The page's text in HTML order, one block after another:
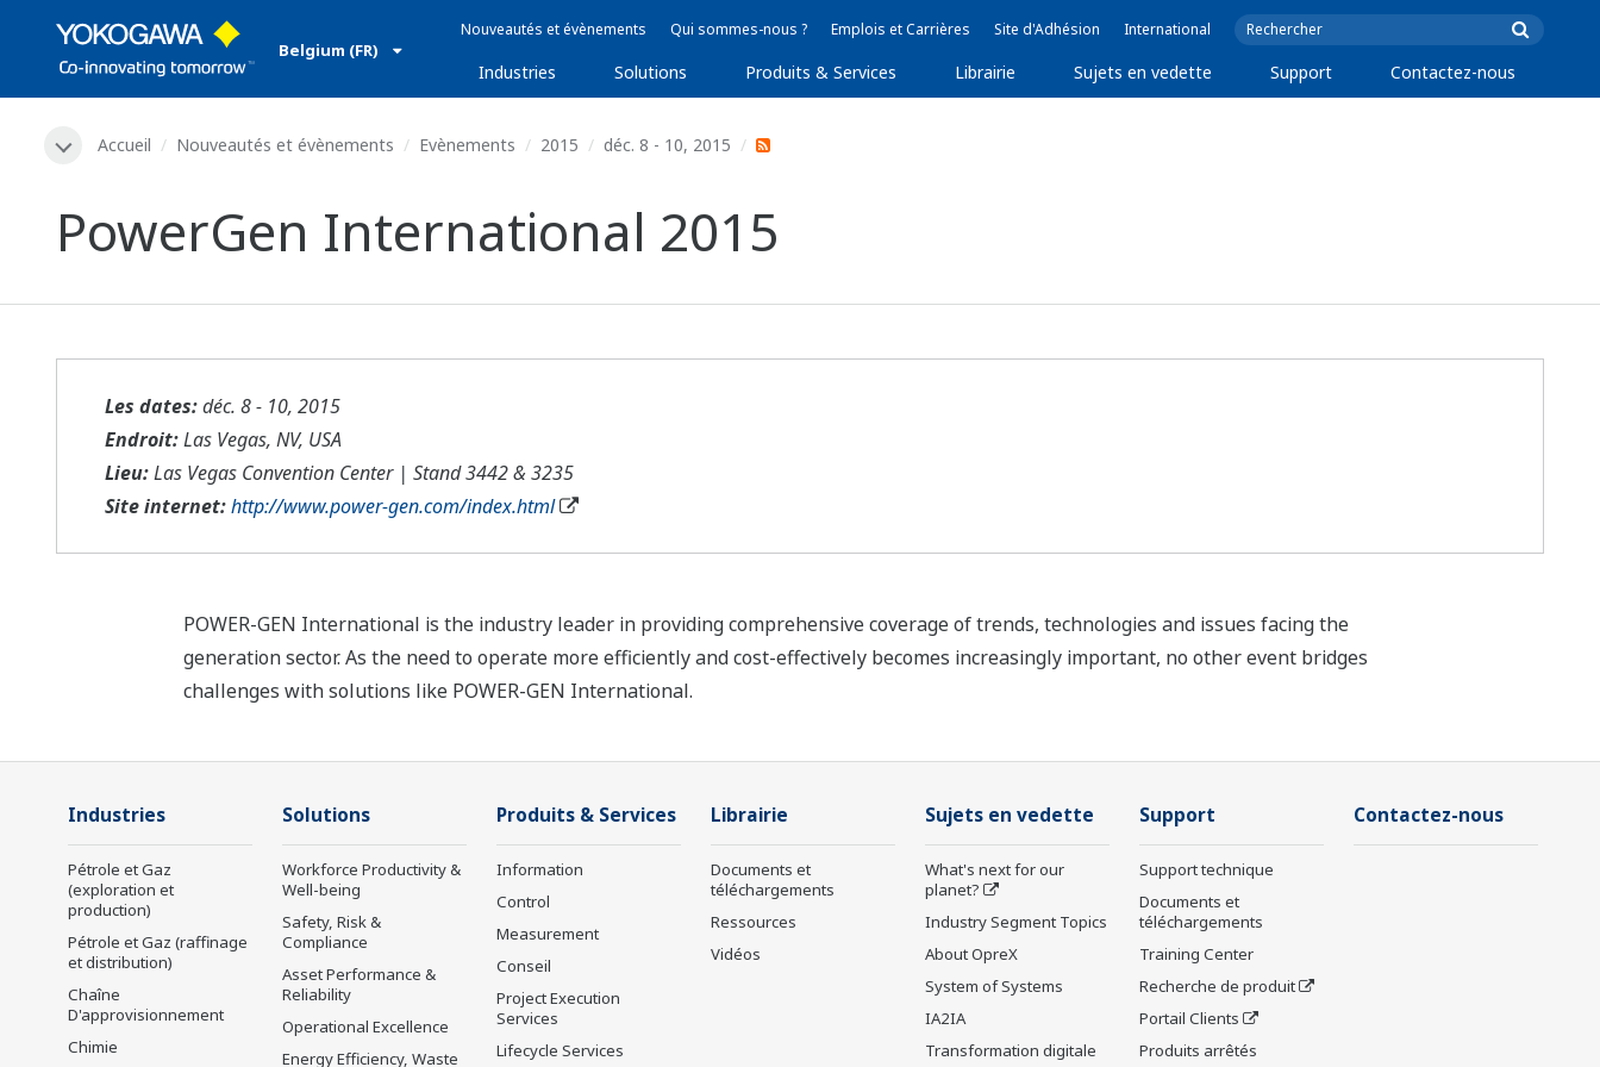
Belgium (FR)
Nouveautés et évènements Qui sommes-nous ? Emplois et Carrières Site d'Adhésion International
Industries Solutions Produits & Services Librairie Sujets en vedette Support Contactez-nous
Accueil Nouveautés et évènements Evènements 2015 déc. 8 - 10, 2015
PowerGen International 2015
Les dates:déc. 8 - 10, 2015
Endroit:Las Vegas, NV, USA
Lieu:Las Vegas Convention Center | Stand 3442 & 3235
Site internet:http://www.power-gen.com/index.html
POWER-GEN International is the industry leader in providing comprehensive coverage of trends, technologies and issues facing the
generation sector. As the need to operate more efficiently and cost-effectively becomes increasingly important, no other event bridges
challenges with solutions like POWER-GEN International.
Industries
Pétrole et Gaz
(exploration et
production)
Pétrole et Gaz (raffinage
et distribution)
Chaîne
D'approvisionnement
Chimie
Solutions
Workforce Productivity &
Well-being
Safety, Risk &
Compliance
Asset Performance &
Reliability
Operational Excellence
Energy Efficiency, Waste
Produits & Services
Information
Control
Measurement
Conseil
Project Execution
Services
Lifecycle Services
Librairie
Documents et
téléchargements
Ressources
Vidéos
Sujets en vedette
What's next for our
planet?
Industry Segment Topics
About OpreX
System of Systems
IA2IA
Transformation digitale
Support
Support technique
Documents et
téléchargements
Training Center
Recherche de produit
Portail Clients
Produits arrêtés
Contactez-nous